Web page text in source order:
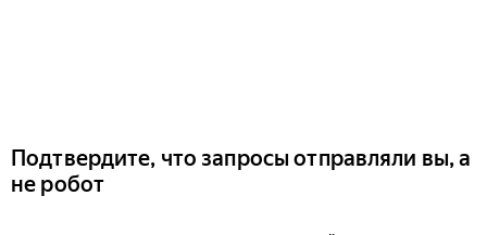
Подтвердите, что запросы отправляли вы, а
не робот